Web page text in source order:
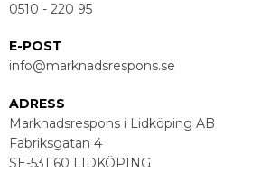
0510 - 220 95
E-POST
info@marknadsrespons.se
ADRESS
Marknadsrespons i Lidköping AB
Fabriksgatan 4
SE-531 60 LIDKÖPING